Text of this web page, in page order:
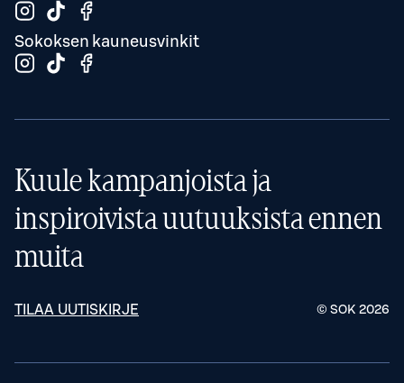
Sokoksen kauneusvinkit
Kuule kampanjoista ja
inspiroivista uutuuksista ennen
muita
TILAA UUTISKIRJE © SOK 2026